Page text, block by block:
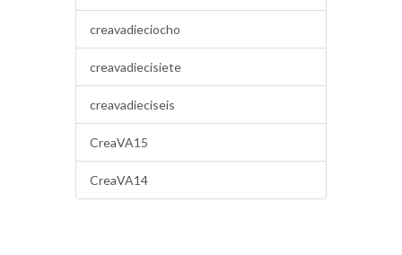
creavadieciocho
creavadiecisiete
creavadieciseis
CreaVA15
CreaVA14